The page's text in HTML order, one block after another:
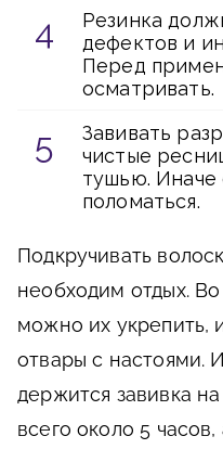
Резинка
дефектов и
Перед
осматривать.
Завивать
чистые
тушью. Иначе
поломаться.
Подкручивать
необходим отдых.
можно их укрепить,
отвары с настоями.
держится завивка
всего около 5